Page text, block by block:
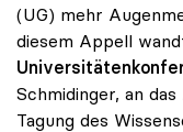
(UG) mehr
diesem Appell
Schmidinger, an
Tagung des